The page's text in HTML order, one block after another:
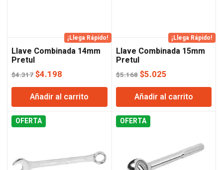
¡Llega Rápido!
Llave Combinada 14mm
Pretul
$4.317 El
precio
original
era:
$4.317.
$4.198
precio
actual
es:
Añadir al carrito
¡Llega Rápido!
Llave Combinada 15mm
Pretul
$5.168 El
precio
original
era:
$5.168.
$5.025El
precio
actual
es:
Añadir al carrito
OFERTA OFERTA